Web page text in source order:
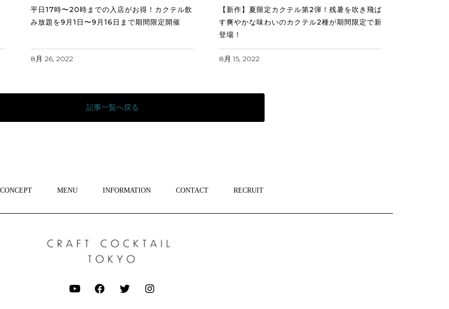
平日17時〜20時までの入店がお得！カクテル飲
み放題を9月1日〜9月16日まで期間限定開催
8月 26, 2022
【新作】夏限定カクテル第2弾！残暑を吹き飛ば
す爽やかな味わいのカクテル2種が期間限定で新
登場！
8月 15, 2022
記事一覧へ戻る
CONCEPT MENU INFORMATION CONTACT RECRUIT